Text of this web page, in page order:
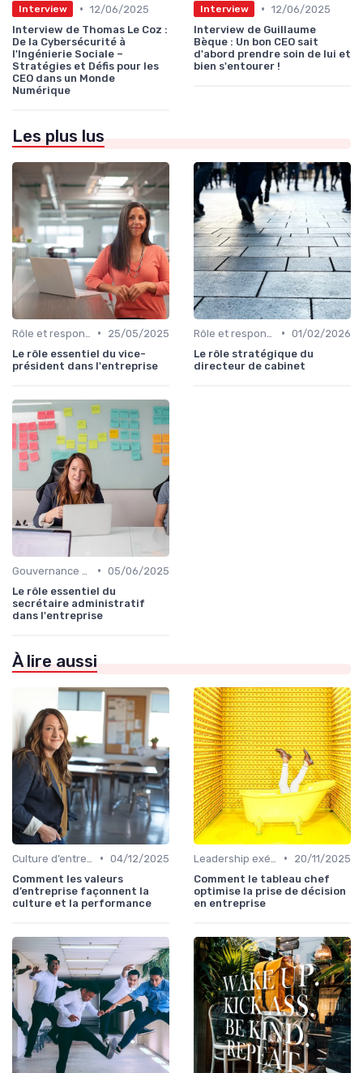
Interview • 12/06/2025
Interview de Thomas Le Coz :
De la Cybersécurité à
l'Ingénierie Sociale –
Stratégies et Défis pour les
CEO dans un Monde
Numérique
Interview • 12/06/2025
Interview de Guillaume
Bèque : Un bon CEO sait
d'abord prendre soin de lui et
bien s'entourer !
Les plus lus
•
25/05/2025
Le rôle essentiel du vice-
président dans l'entreprise
• 01/02/2026
Le rôle stratégique du
directeur de cabinet
• 05/06/2025
Le rôle essentiel du
secrétaire administratif
dans l'entreprise
À lire aussi
• 04/12/2025
Comment les valeurs
d’entreprise façonnent la
culture et la performance
•
20/11/2025
Comment le tableau chef
optimise la prise de décision
en entreprise